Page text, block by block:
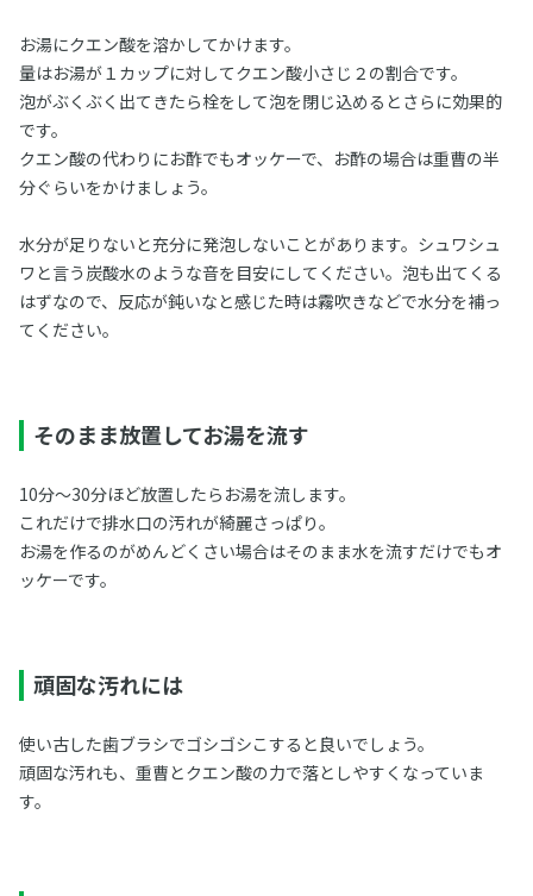
お湯にクエン酸を溶かしてかけます。
量はお湯が１カップに対してクエン酸小さじ２の割合です。
泡がぶくぶく出てきたら栓をして泡を閉じ込めるとさらに効果的
です。
クエン酸の代わりにお酢でもオッケーで、お酢の場合は重曹の半
分ぐらいをかけましょう。
水分が足りないと充分に発泡しないことがあります。シュワシュ
ワと言う炭酸水のような音を目安にしてください。泡も出てくる
はずなので、反応が鈍いなと感じた時は霧吹きなどで水分を補っ
てください。
そのまま放置してお湯を流す
10分～30分ほど放置したらお湯を流します。
これだけで排水口の汚れが綺麗さっぱり。
お湯を作るのがめんどくさい場合はそのまま水を流すだけでもオ
ッケーです。
頑固な汚れには
使い古した歯ブラシでゴシゴシこすると良いでしょう。
頑固な汚れも、重曹とクエン酸の力で落としやすくなっていま
す。